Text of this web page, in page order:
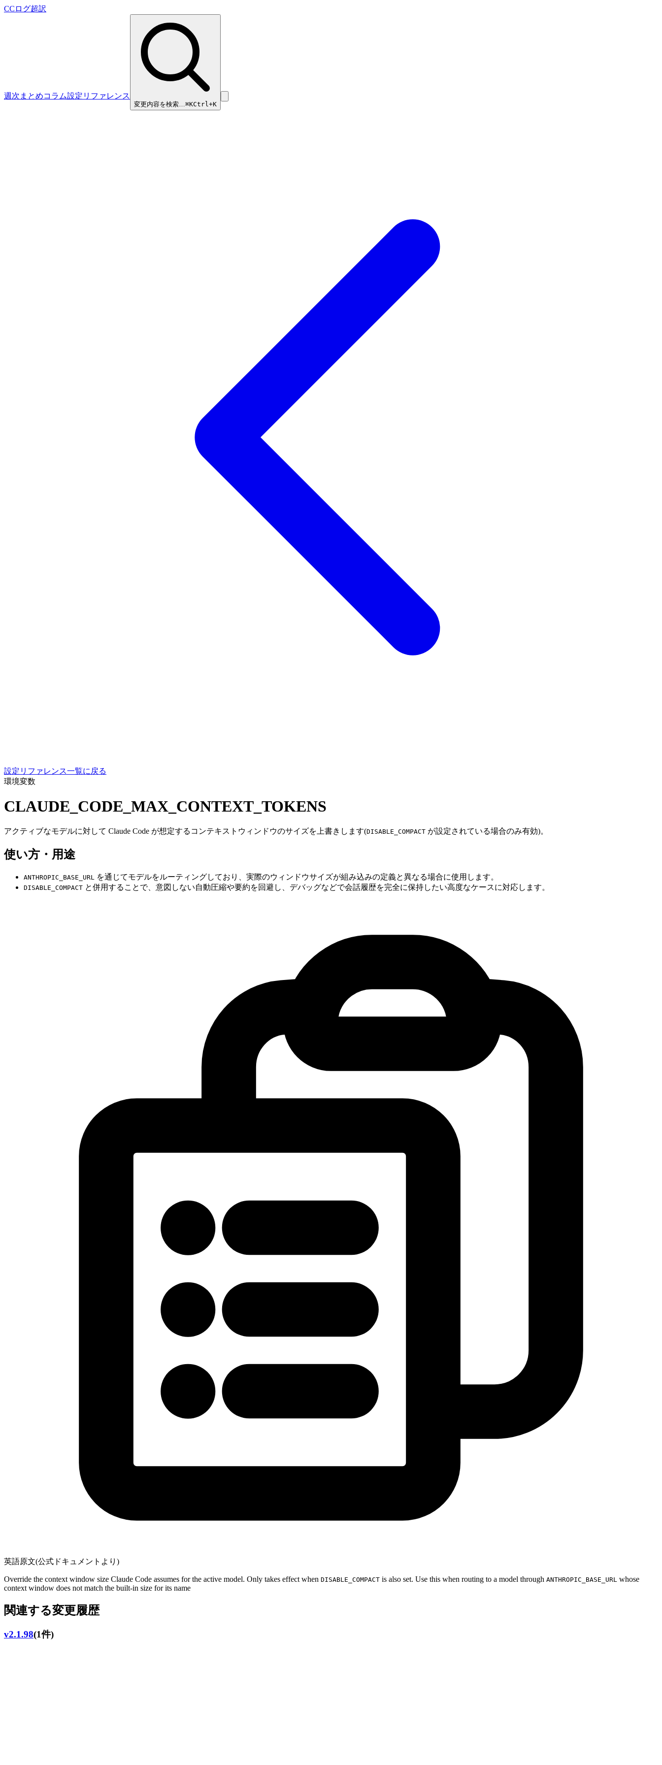
CCログ超訳
週次まとめコラム設定リファレンス
変更内容を検索…⌘KCtrl+K
設定リファレンス一覧に戻る
環境変数
CLAUDE_CODE_MAX_CONTEXT_TOKENS
アクティブなモデルに対して Claude Code が想定するコンテキストウィンドウのサイズを上書きします(DISABLE_COMPACT が設定されている場合のみ有効)。
使い方・用途
ANTHROPIC_BASE_URL を通じてモデルをルーティングしており、実際のウィンドウサイズが組み込みの定義と異なる場合に使用します。
DISABLE_COMPACT と併用することで、意図しない自動圧縮や要約を回避し、デバッグなどで会話履歴を完全に保持したい高度なケースに対応します。
英語原文(公式ドキュメントより)
Override the context window size Claude Code assumes for the active model. Only takes effect when DISABLE_COMPACT is also set. Use this when routing to a model through ANTHROPIC_BASE_URL whose
context window does not match the built-in size for its name
関連する変更履歴
v2.1.98(1件)